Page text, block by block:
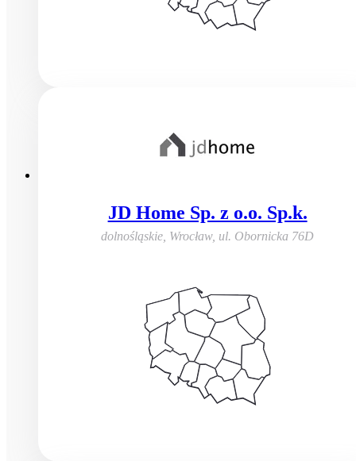
JD Home Sp. z o.o. Sp.k.
dolnośląskie, Wrocław, ul. Obornicka 76D